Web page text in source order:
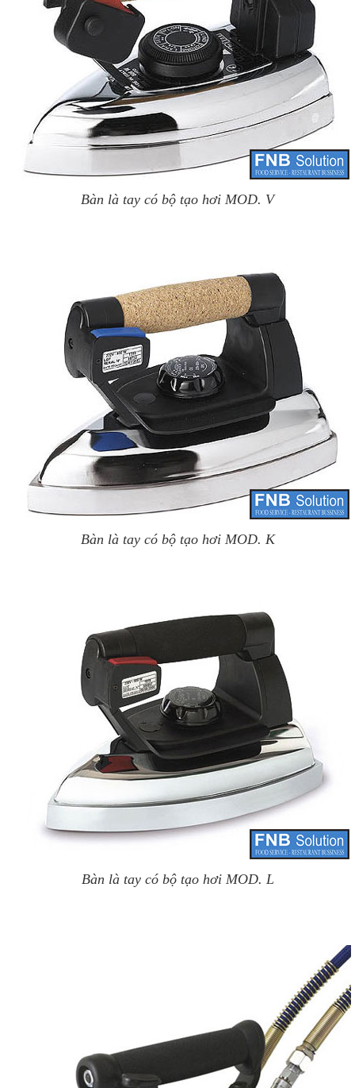
Bàn là tay có bộ tạo hơi MOD. V
Bàn là tay có bộ tạo hơi MOD. K
Bàn là tay có bộ tạo hơi MOD. L